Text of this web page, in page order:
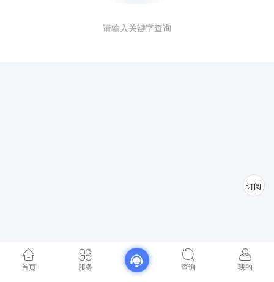
请输入关键字查询
首页 服务 查询 我的
订阅